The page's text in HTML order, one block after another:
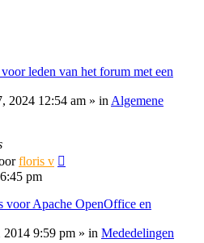
leden van het forum met een
2024 12:54 am » in Algemene
floris v
pm
voor Apache OpenOffice en
9:59 pm » in Mededelingen